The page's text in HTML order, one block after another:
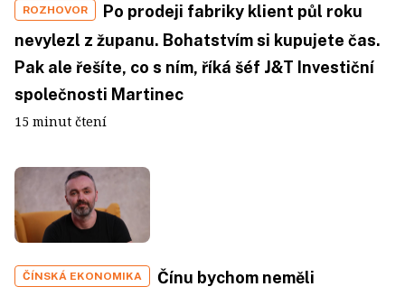
ROZHOVOR
Po prodeji fabriky klient půl roku
nevylezl z županu. Bohatstvím si kupujete čas.
Pak ale řešíte, co s ním, říká šéf J&T Investiční
společnosti Martinec
15 minut čtení
ČÍNSKÁ EKONOMIKA
Čínu bychom neměli